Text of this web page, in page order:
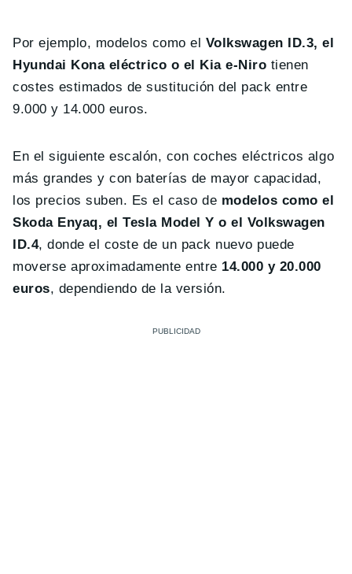
Por ejemplo, modelos como el Volkswagen ID.3, el
Hyundai Kona eléctrico o el Kia e-Niro tienen
costes estimados de sustitución del pack entre
9.000 y 14.000 euros.
En el siguiente escalón, con coches eléctricos algo
más grandes y con baterías de mayor capacidad,
los precios suben. Es el caso de modelos como el
Skoda Enyaq, el Tesla Model Y o el Volkswagen
ID.4, donde el coste de un pack nuevo puede
moverse aproximadamente entre 14.000 y 20.000
euros, dependiendo de la versión.